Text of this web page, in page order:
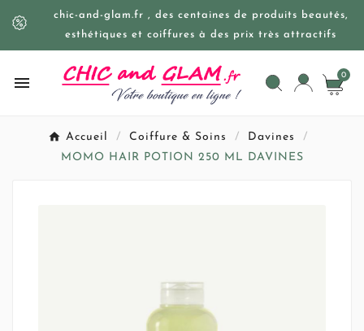
chic-and-glam.fr , des centaines de produits beautés,
esthétiques et coiffures à des prix très attractifs
 0
Accueil Coiffure & Soins
Davines
MOMO HAIR POTION 250 ML DAVINES